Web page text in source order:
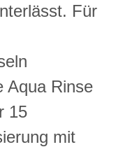
Für
Aqua Rinse
15
mit